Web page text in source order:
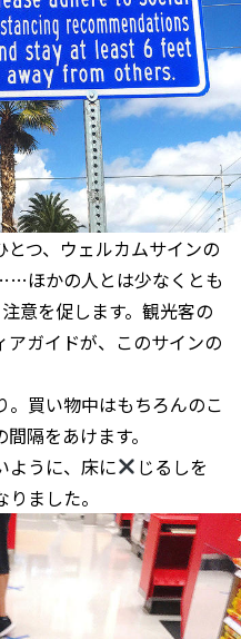
つ、ウェルカムサインの
ほかの人とは少なくとも
意を促します。観光客の
アガイドが、このサインの
。買い物中はもちろんのこ
隔をあけます。
ように、床に
じるしを
ました。